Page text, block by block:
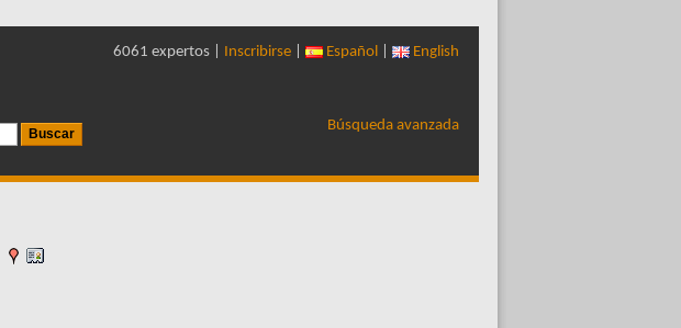
6061 expertos | Inscribirse Español English
Búsqueda avanzada